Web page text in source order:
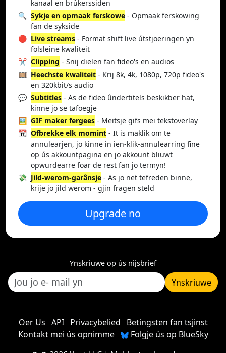
kanaal en brûkerssiden
🔍 Sykje en opmaak ferskowe - Opmaak ferskowing
fan de sykside
🔴 Live streams - Format shift live útstjoeringen yn
folsleine kwaliteit
✂️ Clipping - Snij dielen fan fideo's en audios
🎞️ Heechste kwaliteit - Krij 8k, 4k, 1080p, 720p fideo's
en 320kbit/s audio
💬 Subtitles - As de fideo ûndertitels beskikber hat,
kinne jo se tafoegje
🖼️ GIF maker fergees - Meitsje gifs mei tekstoverlay
📆 Ofbrekke elk momint - It is maklik om te
annulearjen, jo kinne in ien-klik-annulearring fine
op ús akkountpagina en jo akkount bliuwt
opwurdearre foar de rest fan jo termyn!
💸 Jild-werom-garânsje - As jo net tefreden binne,
krije jo jild werom - gjin fragen steld
Upgrade no
Ynskriuwe op ús nijsbrief
Ynskriuwe
Oer Us API Privacybelied
Betingsten fan tsjinst
Kontakt mei ús opnimme
Folgje ús op BlueSky